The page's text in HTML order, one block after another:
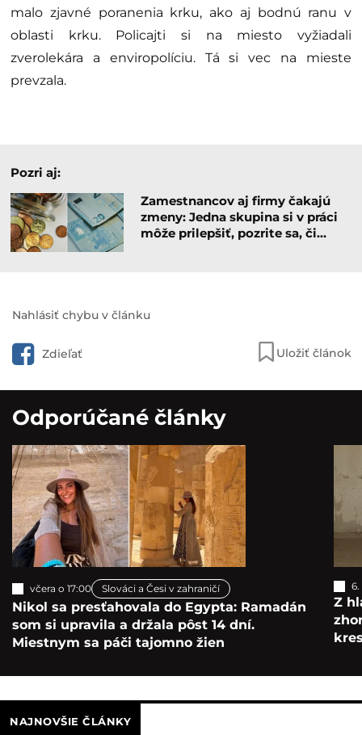
malo zjavné poranenia krku, ako aj bodnú ranu v
oblasti krku. Policajti si na miesto vyžiadali
zverolekára a enviropolíciu. Tá si vec na mieste
prevzala.
Pozri aj:
Zamestnancov aj firmy čakajú
zmeny: Jedna skupina si v práci
môže prilepšiť, pozrite sa, či…
Nahlásiť chybu v článku
Zdieľať Uložiť článok
Odporúčané články
včera o 17:00 Slováci a Česi v zahraničí
Nikol sa presťahovala do Egypta: Ramadán
som si upravila a držala pôst 14 dní.
Miestnym sa páči tajomno žien
Z
NAJNOVŠIE ČLÁNKY